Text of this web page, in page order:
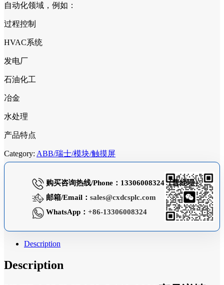
自动化领域，例如：
过程控制
HVAC系统
发电厂
石油化工
冶金
水处理
产品特点
Category: ABB/瑞士/模块/触摸屏
购买咨询热线/Phone：13306008324（曹经理）
邮箱/Email： sales@cxdcsplc.com
WhatsApp： +86-13306008324
Description
Description